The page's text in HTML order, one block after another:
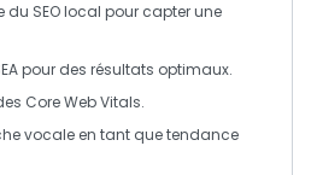
SEO local pour capter une
pour des résultats optimaux.
Core Web Vitals.
vocale en tant que tendance